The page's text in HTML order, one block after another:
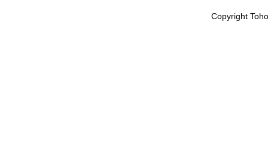
Copyright